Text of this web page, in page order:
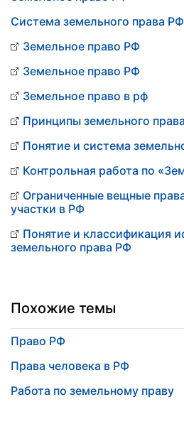
Система земельного права РФ
Земельное право РФ
Земельное право РФ
Земельное право в рф
Принципы земельного
Понятие и система
Контрольная работа по
Ограниченные вещные
участки в РФ
Понятие и классификация
земельного права РФ
Похожие темы
Право РФ
Права человека в РФ
Работа по земельному праву